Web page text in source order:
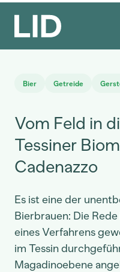
Bier Getreide
Vom Feld in
Tessiner
Cadenazzo
Es ist eine der
Bierbrauen: Die
eines Verfahrens
im Tessin
Magadinoebene